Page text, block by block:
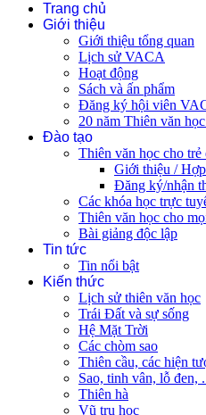
Trang chủ
Giới thiệu
Giới thiệu tổng quan
Lịch sử VACA
Hoạt động
Sách và ấn phẩm
Đăng ký hội viên
20 năm Thiên văn
Đào tạo
Thiên văn học cho trẻ
Giới thiệu /
Đăng ký/nhận
Các khóa học trực
Thiên văn học cho
Bài giảng độc lập
Tin tức
Tin nổi bật
Kiến thức
Lịch sử thiên văn học
Trái Đất và sự sống
Hệ Mặt Trời
Các chòm sao
Thiên cầu, các hiện
Sao, tinh vân, lỗ đen,
Thiên hà
Vũ trụ học